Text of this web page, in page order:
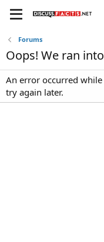
Forums
Oops! We ran
An error occurred while
try again later.